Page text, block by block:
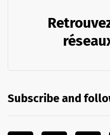
Subscribe and